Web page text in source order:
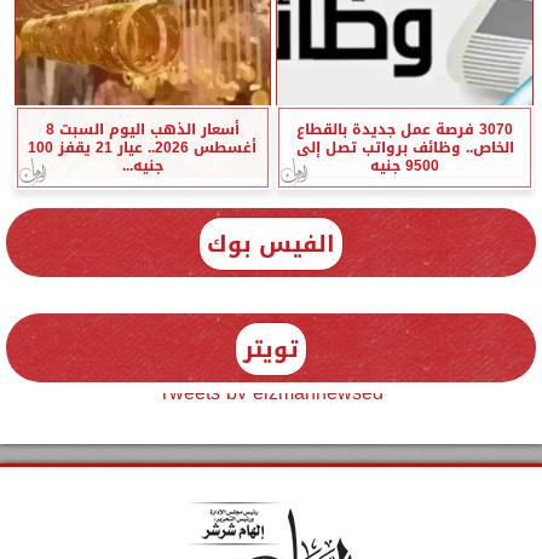
3070 فرصة عمل جديدة بالقطاع
الخاص.. وظائف برواتب تصل إلى
9500 جنيه
أسعار الذهب اليوم السبت 8
أغسطس 2026.. عيار 21 يقفز 100
جنيه...
الفيس بوك
تويتر
Tweets by elzmannewseg